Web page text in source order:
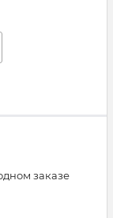
заказе